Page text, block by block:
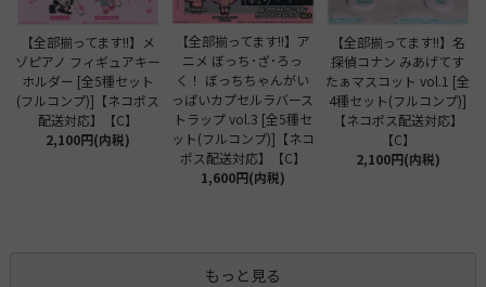
【全部揃ってます!!】メ
ゾピアノ フィギュアキー
ホルダー [全5種セット
(フルコンプ)]【ネコポス
配送対応】【C】
2,100円(内税)
【全部揃ってます!!】ア
ニメ ぼっち･ざ･ろっ
く！ ぼっちちゃんがい
っぱいカプセルラバース
トラップ vol.3 [全5種セ
ット(フルコンプ)]【ネコ
ポス配送対応】【C】
1,600円(内税)
【全部揃ってます!!】名
探偵コナン みあげてす
たぁマスコット vol.1 [全
4種セット(フルコンプ)]
【ネコポス配送対応】
【C】
2,100円(内税)
もっと見る